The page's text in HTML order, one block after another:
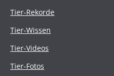
Tier-Rekorde
Tier-Wissen
Tier-Videos
Tier-Fotos